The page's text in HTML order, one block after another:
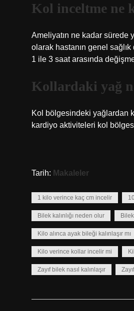
Kol inceltme ne
Ameliyatın ne kadar sürede
olarak hastanın genel
1 ile 3 saat arasında
Kollardaki yağ
Kol bölgesindeki yağlardan
kardiyo aktiviteleri kol
Tarih: Makaleler
1 kilo verince kaç cm incelir
Bilek kalınlığı neden olur
Kilo alınca ayak bileği kalınlaşır mı
Kilo verince kollar incelir mi
Zayıf bilek nasıl kalınlaşır